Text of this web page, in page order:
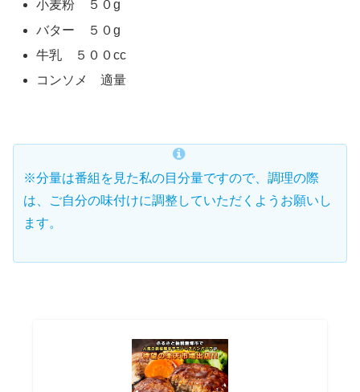
小麦粉 ５０g
バター ５０g
牛乳 ５００cc
コンソメ 適量
※分量は番組を見た私の目分量ですので、調理の際
は、ご自分の味付けに調整していただくようお願いし
ます。